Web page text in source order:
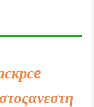
e
ανεστη